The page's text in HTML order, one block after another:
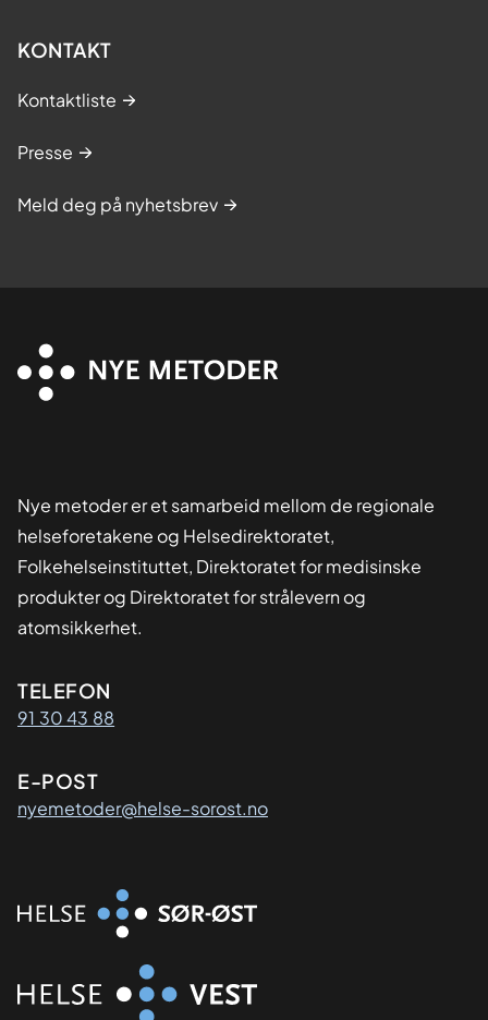
KONTAKT
Kontaktliste
Presse
Meld deg på nyhetsbrev
Nye metoder er et samarbeid mellom de regionale
helseforetakene og Helsedirektoratet,
Folkehelseinstituttet, Direktoratet for medisinske
produkter og Direktoratet for strålevern og
atomsikkerhet.
Kontaktinformasjon
TELEFON
91 30 43 88
E-POST
nyemetoder@helse-sorost.no
Organisasjon